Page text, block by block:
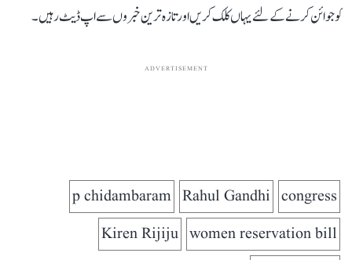
کو جوائن کرنے کے لئے یہاں کلک کریں اور تازہ ترین خبروں سے اپ ڈیٹ رہیں۔
ADVERTISEMENT
congress
Rahul Gandhi
p chidambaram
women reservation bill
Kiren Rijiju